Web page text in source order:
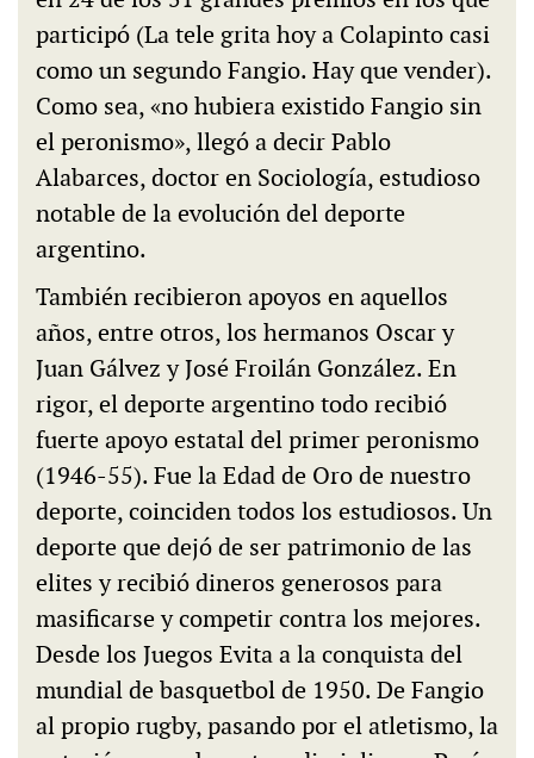
participó (La tele grita hoy a Colapinto casi
como un segundo Fangio. Hay que vender).
Como sea, «no hubiera existido Fangio sin
el peronismo», llegó a decir Pablo
Alabarces, doctor en Sociología, estudioso
notable de la evolución del deporte
argentino.
También recibieron apoyos en aquellos
años, entre otros, los hermanos Oscar y
Juan Gálvez y José Froilán González. En
rigor, el deporte argentino todo recibió
fuerte apoyo estatal del primer peronismo
(1946-55). Fue la Edad de Oro de nuestro
deporte, coinciden todos los estudiosos. Un
deporte que dejó de ser patrimonio de las
elites y recibió dineros generosos para
masificarse y competir contra los mejores.
Desde los Juegos Evita a la conquista del
mundial de basquetbol de 1950. De Fangio
al propio rugby, pasando por el atletismo, la